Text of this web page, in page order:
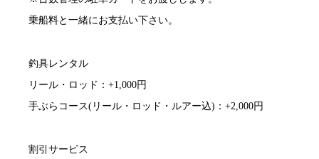
乗船料と一緒にお支払い下さい。
釣具レンタル
リール・ロッド：+1,000円
手ぶらコース(リール・ロッド・ルアー込)：+2,000円
割引サービス